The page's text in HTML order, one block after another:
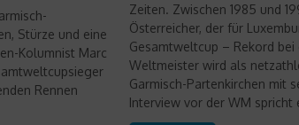
Stürze und eine
Kolumnist Marc
Rennen
Zeiten. Zwischen 1985 und
Österreicher, der für
Gesamtweltcup – Rekord
Weltmeister wird als
Garmisch-Partenkirchen mit
Interview vor der WM spricht